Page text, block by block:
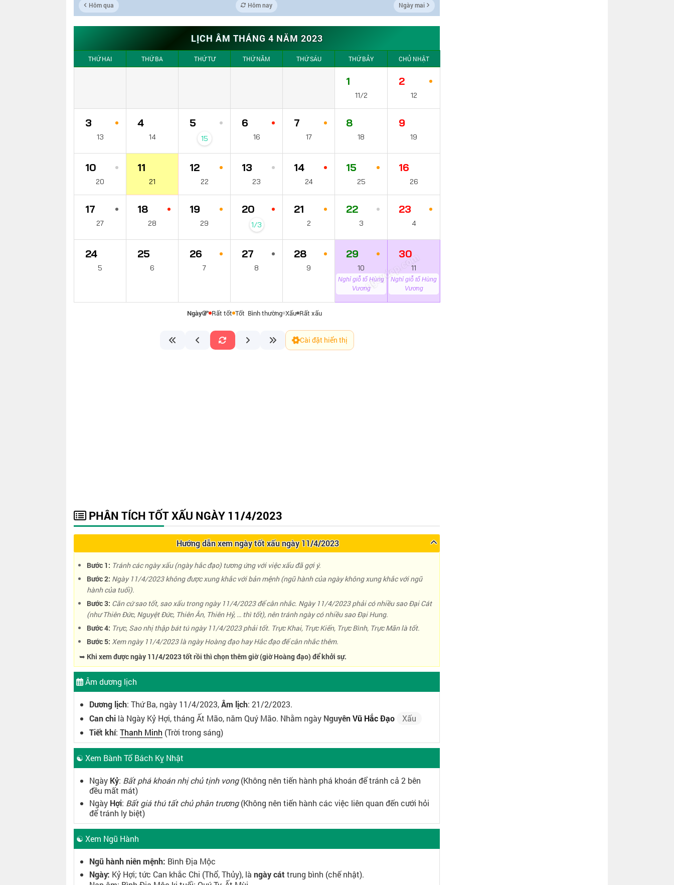
Hôm qua Hôm nay Ngày mai
LỊCH ÂM THÁNG 4 NĂM 2023
THỨ HAI THỨ BA THỨ TƯ THỨ NĂM THỨ SÁU THỨ BẢY CHỦ NHẬT
1
11/2
2
12
3
13
4
14
5
15
6
16
7
17
8
18
9
19
10
20
11
21
12
22
13
23
14
24
15
25
16
26
17
27
18
28
19
29
20
1/3
21
2
22
3
23
4
24
5
25
6
26
7
27
8
28
9
29
10
Nghỉ giỗ tổ Hùng
Vương
30
11
Nghỉ giỗ tổ Hùng
Vương
ngaydep.com
Ngày Rất tốt Tốt Bình thường Xấu Rất xấu
Cài đặt hiển thị
PHÂN TÍCH TỐT XẤU NGÀY 11/4/2023
Hướng dẫn xem ngày tốt xấu ngày 11/4/2023
Bước 1: Tránh các ngày xấu (ngày hắc đạo) tương ứng với việc xấu đã gợi ý.
Bước 2: Ngày 11/4/2023 không được xung khắc với bản mệnh (ngũ hành của ngày không xung khắc với ngũ
hành của tuổi).
Bước 3: Căn cứ sao tốt, sao xấu trong ngày 11/4/2023 để cân nhắc. Ngày 11/4/2023 phải có nhiều sao Đại Cát
(như Thiên Đức, Nguyệt Đức, Thiên Ân, Thiên Hỷ, … thì tốt), nên tránh ngày có nhiều sao Đại Hung.
Bước 4: Trực, Sao nhị thập bát tú ngày 11/4/2023 phải tốt. Trực Khai, Trực Kiến, Trực Bình, Trực Mãn là tốt.
Bước 5: Xem ngày 11/4/2023 là ngày Hoàng đạo hay Hắc đạo để cân nhắc thêm.
➥ Khi xem được ngày 11/4/2023 tốt rồi thì chọn thêm giờ (giờ Hoàng đạo) để khởi sự.
Âm dương lịch
Dương lịch: Thứ Ba, ngày 11/4/2023,Âm lịch: 21/2/2023.
Can chi là Ngày Kỷ Hợi, tháng Ất Mão, năm Quý Mão. Nhằm ngày Nguyên Vũ Hắc Đạo
Xấu
Tiết khí: Thanh Minh (Trời trong sáng)
☯ Xem Bành Tổ Bách Kỵ Nhật
Ngày Kỷ: Bất phá khoán nhị chủ tịnh vong(Không nên tiến hành phá khoán để tránh cả 2 bên
đều mất mát)
Ngày Hợi: Bất giá thú tất chủ phân trương(Không nên tiến hành các việc liên quan đến cưới hỏi
để tránh ly biệt)
☯ Xem Ngũ Hành
Ngũ hành niên mệnh: Bình Địa Mộc
Ngày: Kỷ Hợi; tức Can khắc Chi (Thổ, Thủy), là ngày cát trung bình (chế nhật).